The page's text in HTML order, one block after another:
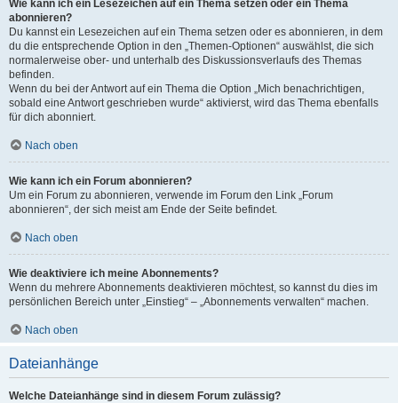
Wie kann ich ein Lesezeichen auf ein Thema setzen oder ein Thema
abonnieren?
Du kannst ein Lesezeichen auf ein Thema setzen oder es abonnieren, in dem
du die entsprechende Option in den „Themen-Optionen“ auswählst, die sich
normalerweise ober- und unterhalb des Diskussionsverlaufs des Themas
befinden.
Wenn du bei der Antwort auf ein Thema die Option „Mich benachrichtigen,
sobald eine Antwort geschrieben wurde“ aktivierst, wird das Thema ebenfalls
für dich abonniert.
Nach oben
Wie kann ich ein Forum abonnieren?
Um ein Forum zu abonnieren, verwende im Forum den Link „Forum
abonnieren“, der sich meist am Ende der Seite befindet.
Nach oben
Wie deaktiviere ich meine Abonnements?
Wenn du mehrere Abonnements deaktivieren möchtest, so kannst du dies im
persönlichen Bereich unter „Einstieg“ – „Abonnements verwalten“ machen.
Nach oben
Dateianhänge
Welche Dateianhänge sind in diesem Forum zulässig?